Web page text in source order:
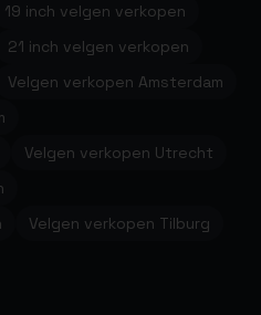
19 inch velgen verkopen
21 inch velgen verkopen
Velgen verkopen Amsterdam
Velgen verkopen Utrecht
Velgen verkopen Tilburg